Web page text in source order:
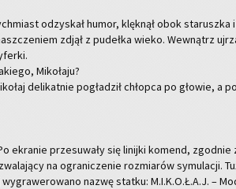
od­zy­skał humor, klęk­nął obok
zdjął z pu­deł­ka wieko. We­wnątrz
Mi­ko­ła­ju?
de­li­kat­nie po­gła­dził chłop­ca po gło­wie, a
prze­su­wa­ły się li­nij­ki ko­mend, zgod­nie
na ogra­ni­cze­nie roz­mia­rów sy­mu­la­cji.
nazwę stat­ku: M.I.K.O.Ł.A.J. –